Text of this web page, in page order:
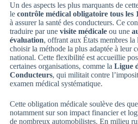
Un des aspects les plus marquants de
le contrôle médical obligatoire tous les
à assurer la santé des conducteurs. Ce
traduire par une visite médicale ou une
évaluation, offrant aux États membres la
choisir la méthode la plus adaptée à leur
national. Cette flexibilité est accueillie
certaines organisations, comme la Ligue
Conducteurs, qui militait contre
examen médical systématique.
Cette obligation médicale soulève des
notamment sur son impact financier et
de nombreux automobilistes. En milieu